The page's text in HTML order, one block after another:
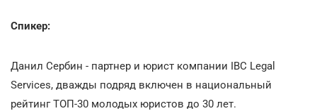
Спикер:
Данил Сербин - партнер и юрист компании IBC Legal
Services, дважды подряд включен в национальный
рейтинг ТОП-30 молодых юристов до 30 лет.